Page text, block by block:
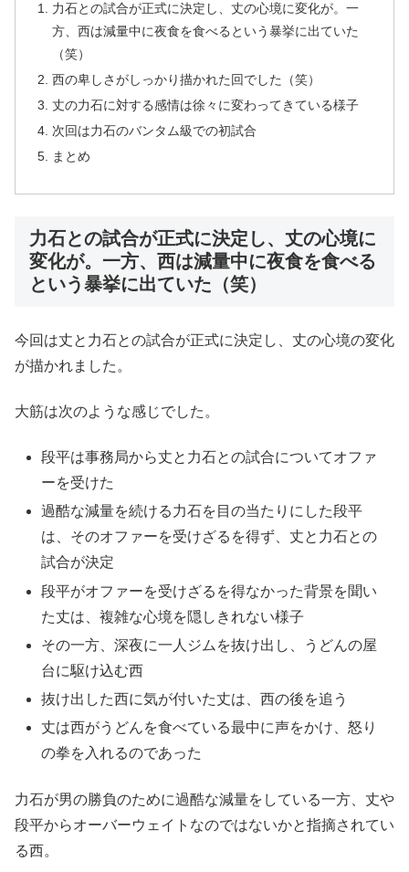
力石との試合が正式に決定し、丈の心境に変化が。一
方、西は減量中に夜食を食べるという暴挙に出ていた
（笑）
西の卑しさがしっかり描かれた回でした（笑）
丈の力石に対する感情は徐々に変わってきている様子
次回は力石のバンタム級での初試合
まとめ
力石との試合が正式に決定し、丈の心境に
変化が。一方、西は減量中に夜食を食べる
という暴挙に出ていた（笑）
今回は丈と力石との試合が正式に決定し、丈の心境の変化
が描かれました。
大筋は次のような感じでした。
段平は事務局から丈と力石との試合についてオファ
ーを受けた
過酷な減量を続ける力石を目の当たりにした段平
は、そのオファーを受けざるを得ず、丈と力石との
試合が決定
段平がオファーを受けざるを得なかった背景を聞い
た丈は、複雑な心境を隠しきれない様子
その一方、深夜に一人ジムを抜け出し、うどんの屋
台に駆け込む西
抜け出した西に気が付いた丈は、西の後を追う
丈は西がうどんを食べている最中に声をかけ、怒り
の拳を入れるのであった
力石が男の勝負のために過酷な減量をしている一方、丈や
段平からオーバーウェイトなのではないかと指摘されてい
る西。